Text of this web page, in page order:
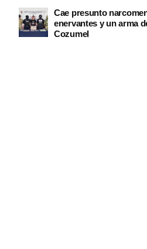
Cae presunto
enervantes y un arma
Cozumel